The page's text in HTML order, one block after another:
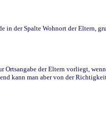
der Spalte Wohnort der Eltern,
der Eltern vorliegt,
kann man aber von der Richtigkeit